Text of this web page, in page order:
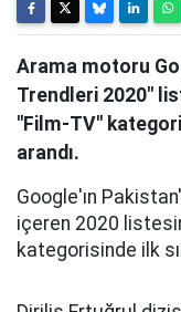
Arama motoru
Trendleri 2020"
"Film-TV"
arandı.
Google'ın
içeren 2020
kategorisinde ilk